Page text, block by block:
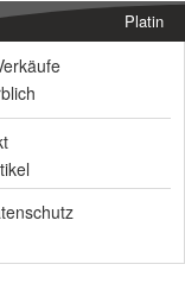
Platin